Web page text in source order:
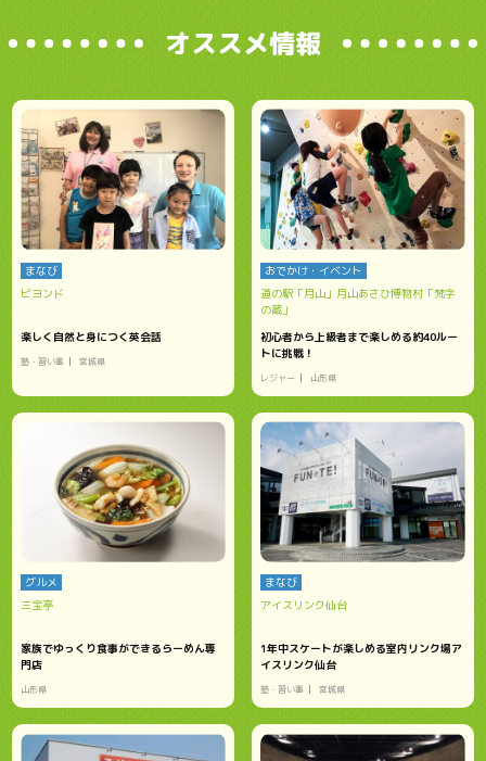
オススメ情報
まなび
ビヨンド
楽しく自然と身につく英会話
塾・習い事 宮城県
おでかけ・イベント
道の駅「月山」月山あさひ博物村「梵字
の蔵」
初心者から上級者まで楽しめる約40ルー
トに挑戦！
レジャー 山形県
グルメ
三宝亭
家族でゆっくり食事ができるらーめん専
門店
山形県
まなび
アイスリンク仙台
1年中スケートが楽しめる室内リンク場ア
イスリンク仙台
塾・習い事 宮城県